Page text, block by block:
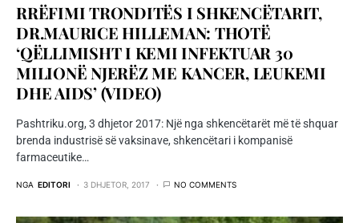
RRËFIMI TRONDITËS I SHKENCËTARIT,
DR.MAURICE HILLEMAN: THOTË
‘QËLLIMISHT I KEMI INFEKTUAR 30
MILIONË NJERËZ ME KANCER, LEUKEMI
DHE AIDS’ (VIDEO)
Pashtriku.org, 3 dhjetor 2017: Një nga shkencëtarët më të shquar
brenda industrisë së vaksinave, shkencëtari i kompanisë
farmaceutike…
NGA EDITORI 3 DHJETOR, 2017 NO COMMENTS